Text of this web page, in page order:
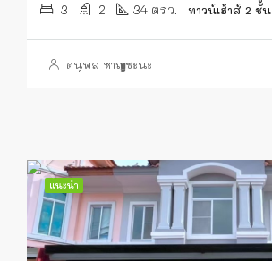
3 2 34 ตรว. ทาวน์เฮ้าส์ 2 ชั้น
ดนุพล หาญชะนะ
แนะนำ